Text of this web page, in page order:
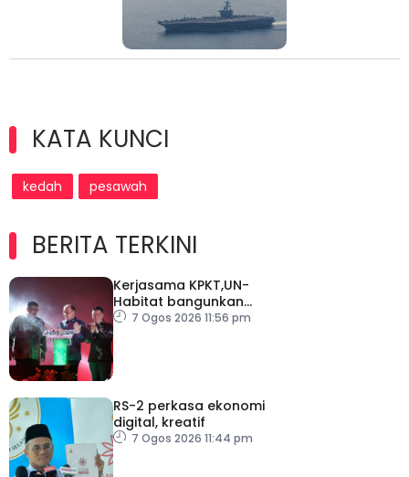
KATA KUNCI
kedah pesawah
BERITA TERKINI
Kerjasama KPKT,UN-
Habitat bangunkan
inisiatif My Public Space
7 Ogos 2026 11:56 pm
RS-2 perkasa ekonomi
digital, kreatif
7 Ogos 2026 11:44 pm